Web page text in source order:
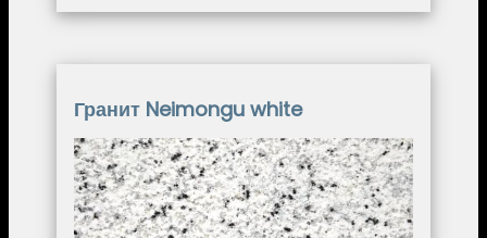
Гранит Neimongu white
Image